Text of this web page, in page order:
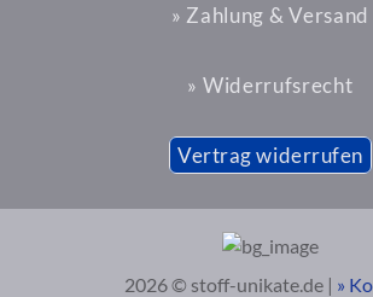
» Zahlung & Versand
» Widerrufsrecht
Vertrag widerrufen
2026 © stoff-unikate.de | »